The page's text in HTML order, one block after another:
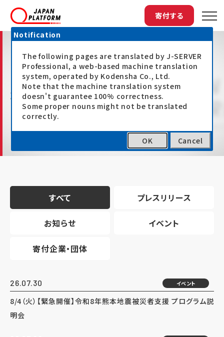
寄付する
最新情報
すべて プレスリリース
お知らせ イベント
寄付企業・団体
26.07.30 イベント
8/4（火）【緊急開催】令和8年熊本地震被災者支援 プログラム説
明会
Notification
The following pages are translated by J-SERVER
Professional, a web-based machine translation
system, operated by Kodensha Co., Ltd.
Note that the machine translation system
doesn't guarantee 100% correctness.
Some proper nouns might not be translated
correctly.
OK Cancel